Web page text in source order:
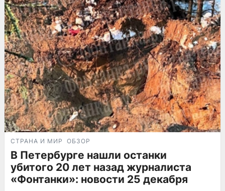
СТРАНА И МИР ОБЗОР
В Петербурге нашли останки
убитого 20 лет назад журналиста
«Фонтанки»: новости 25 декабря